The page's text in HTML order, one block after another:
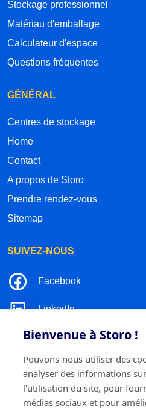
Bienvenue à Storo !
Pouvons-nous utiliser des
analyser des informations
l'utilisation du site, pour
médias sociaux et pour
Stockage professionnel
Matériau d'emballage
Calculateur d'espace
Questions fréquentes
GÉNÉRAL
Centres de stockage
Home
Contact
A propos de Storo
Prendre rendez-vous
Sitemap
SUIVEZ-NOUS
Facebook
LinkedIn
Instagram
TikTok